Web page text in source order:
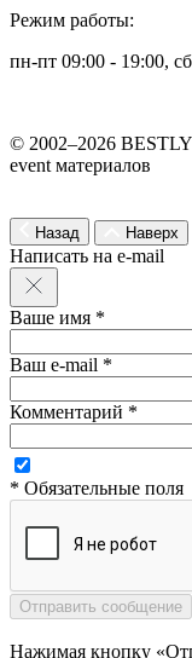
Режим работы:
пн-пт 09:00 - 19:00,
© 2002–2026
event материалов
Назад Наверх
Написать на e-mail
Ваше имя *
Ваш e-mail *
Комментарий *
* Обязательные поля
Нажимая кнопку